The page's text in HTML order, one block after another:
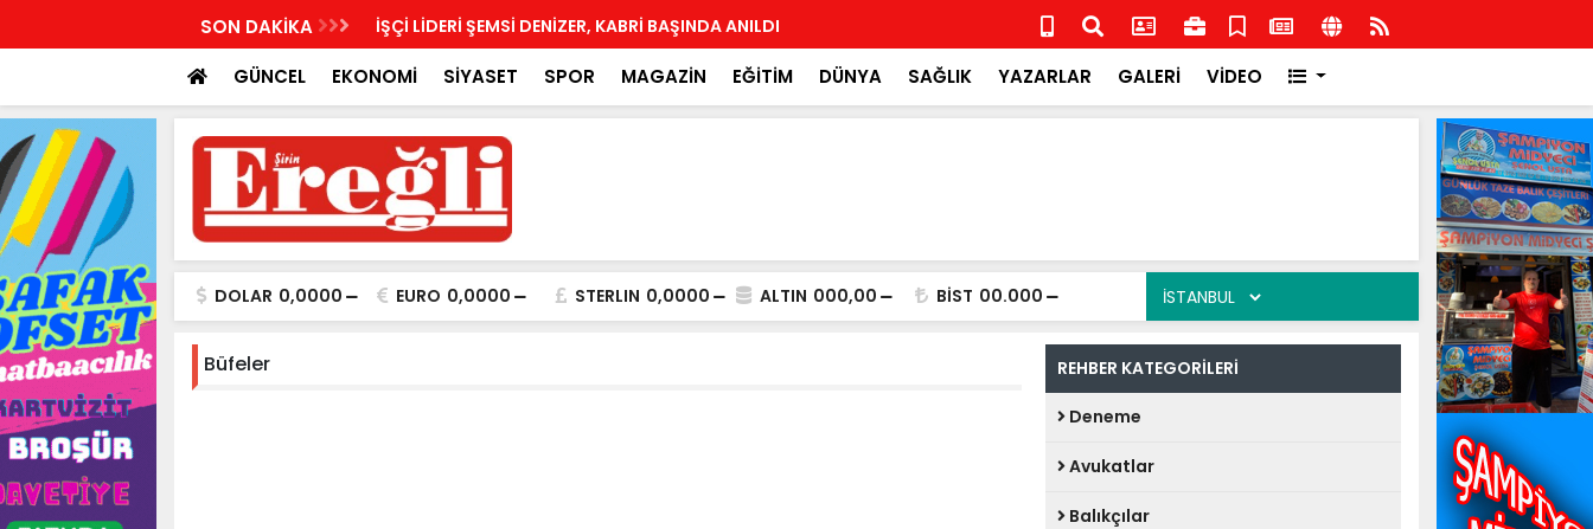
SON DAKİKA
“SEÇİLMİŞ YÖNETİMİN İRADESİ KAPALI
İŞÇİ LİDERİ ŞEMSİ DENİZER, KABRİ BAŞINDA ANILDI Yeni Parti Zonguldak'ta İlçe Kurucu Başkanlarını açıkladı
GÜNCEL EKONOMİ SİYASET SPOR MAGAZİN EĞİTİM DÜNYA SAĞLIK YAZARLAR GALERİ VİDEO
DOLAR 0,0000 EURO 0,0000 STERLIN 0,0000 ALTIN 000,00 BİST 00.000
Büfeler REHBER KATEGORİLERİ
Deneme
Avukatlar
Balıkçılar